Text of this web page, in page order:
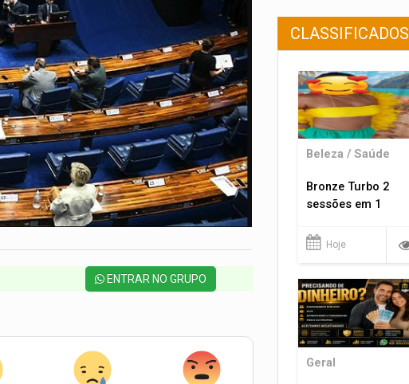
ENTRAR NO GRUPO
CLASSIFICADOS
Beleza / Saúde
Bronze Turbo 2
sessões em 1
Hoje
Geral